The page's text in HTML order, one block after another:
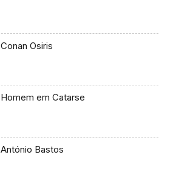
Conan Osiris
Homem em Catarse
António Bastos